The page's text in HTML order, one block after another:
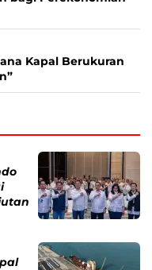
Kapal Berukuran